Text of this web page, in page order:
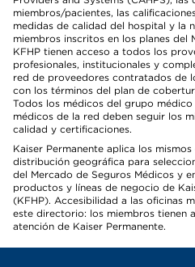
miembros/pacientes, las
medidas de calidad del hospital y la
miembros inscritos en los planes del
KFHP tienen acceso a todos los
profesionales, institucionales y
red de proveedores contratados de
con los términos del plan de
Todos los médicos del grupo
médicos de la red deben seguir los
calidad y certificaciones.
Kaiser Permanente aplica los
distribución geográfica para
del Mercado de Seguros Médicos y
productos y líneas de negocio de
(KFHP). Accesibilidad a las oficinas
este directorio: los miembros tienen
atención de Kaiser Permanente.